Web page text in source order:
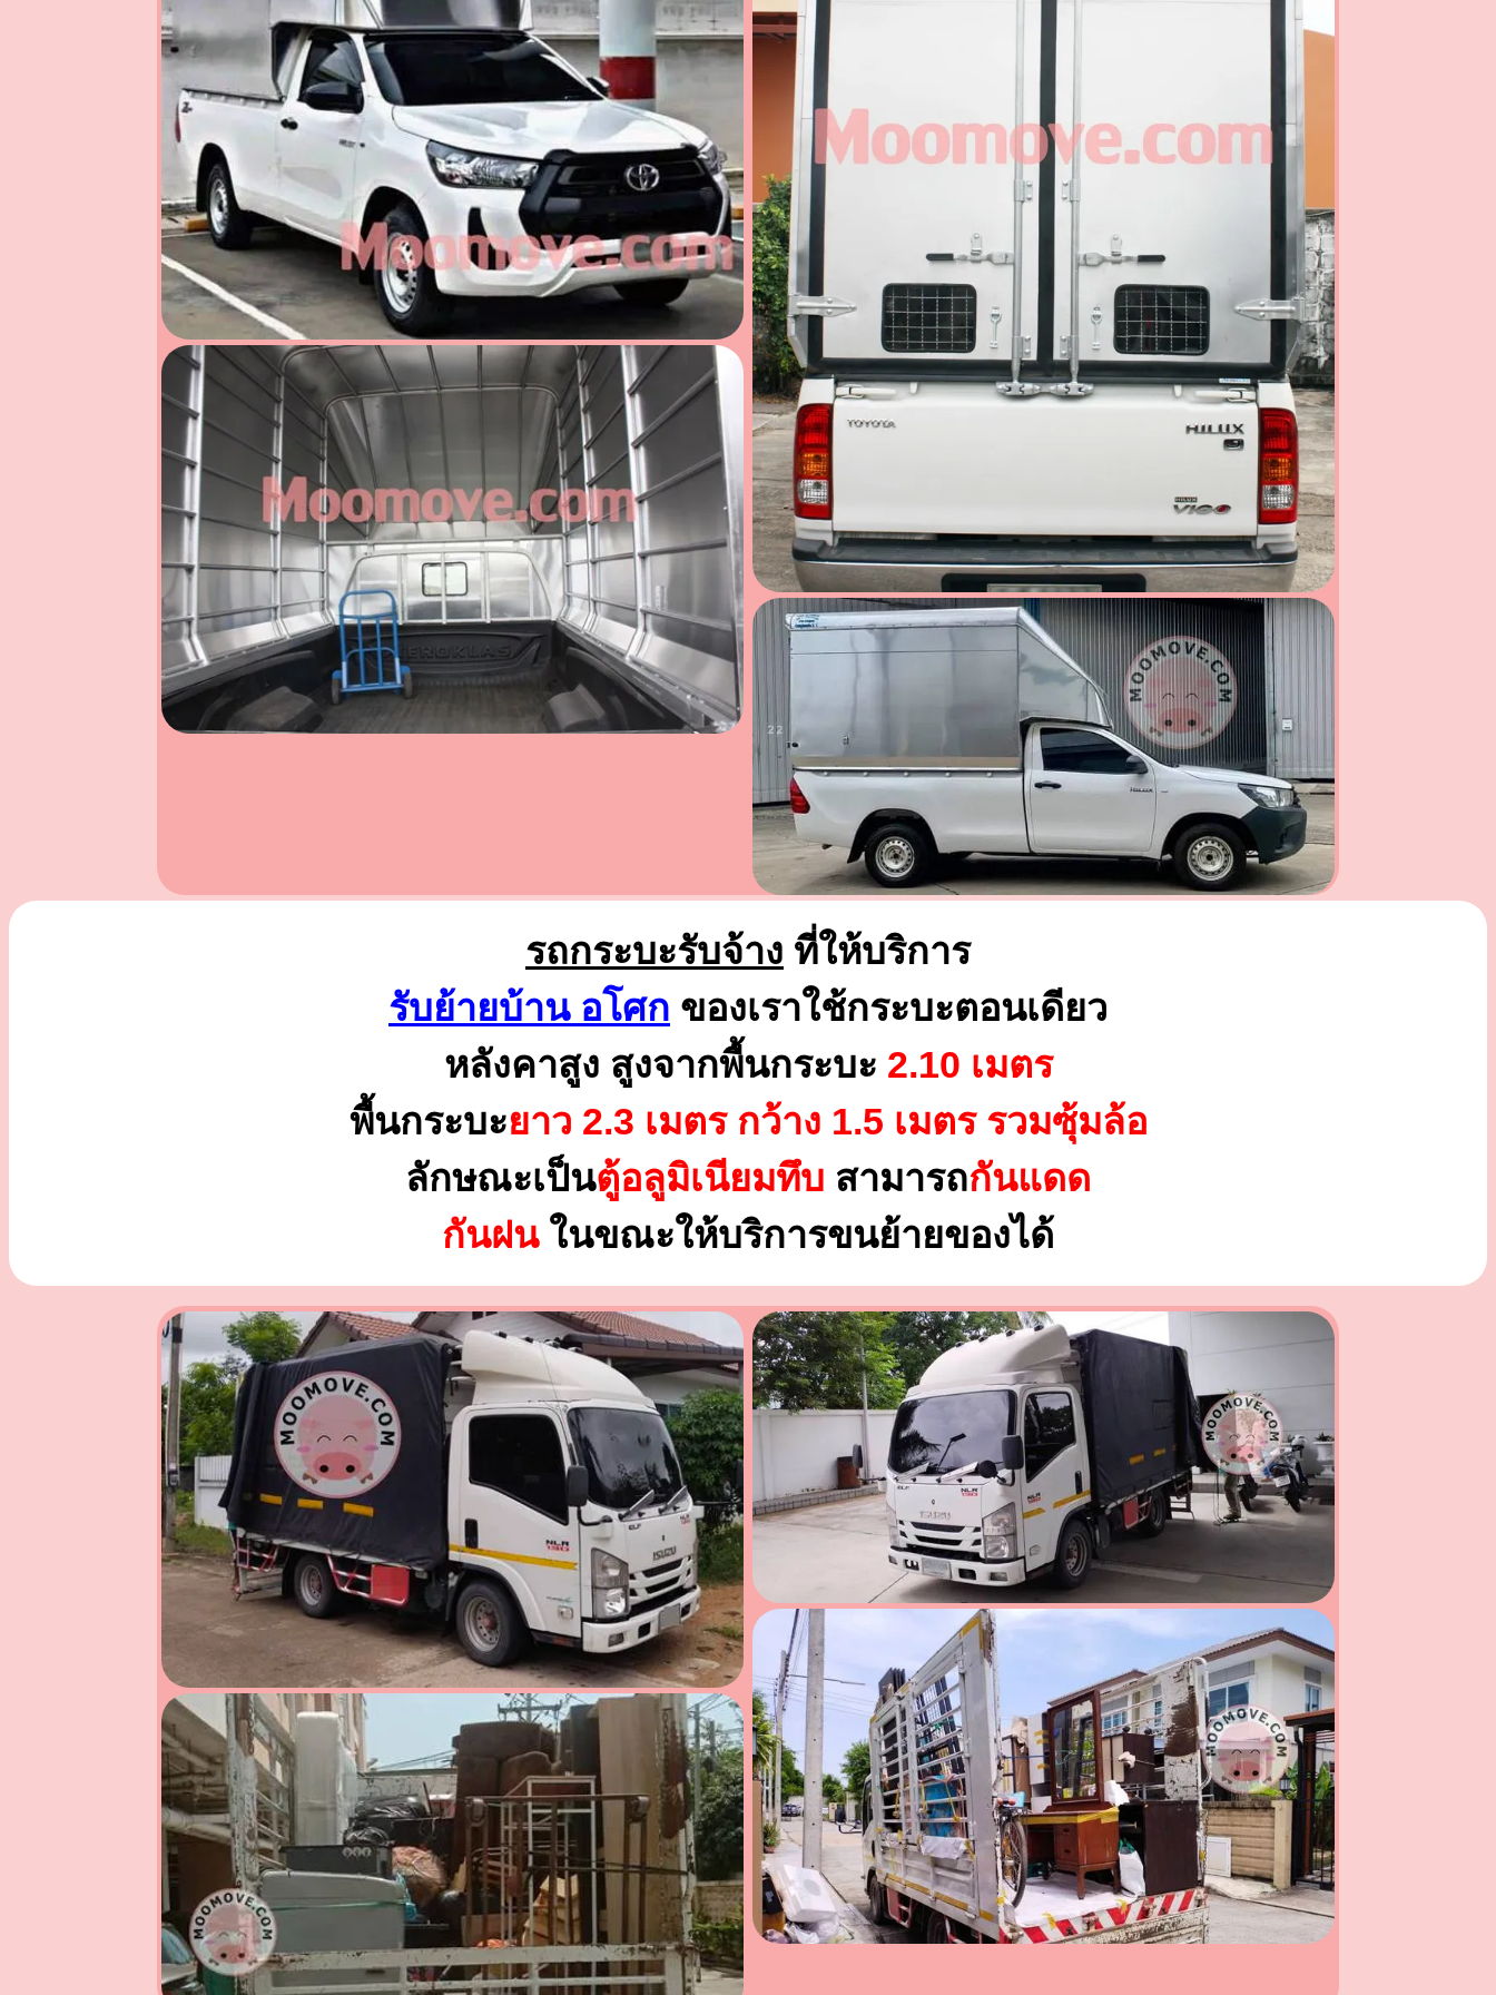
รถกระบะรับจ้าง ที่ให้บริการ
รับย้ายบ้าน อโศก ของเราใช้กระบะตอนเดียว
หลังคาสูง สูงจากพื้นกระบะ 2.10 เมตร
พื้นกระบะยาว 2.3 เมตร กว้าง 1.5 เมตร รวมซุ้มล้อ
ลักษณะเป็นตู้อลูมิเนียมทึบ สามารถกันแดด
กันฝนในขณะให้บริการขนย้ายของได้